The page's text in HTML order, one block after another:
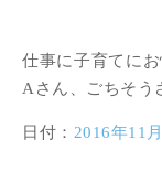
仕事に子育てに
Aさん、ごちそう
日付： 2016年11